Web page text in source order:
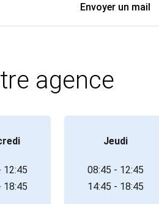
Envoyer un mail
agence
12:45
18:45
Jeudi
08:45 - 12:45
14:45 - 18:45